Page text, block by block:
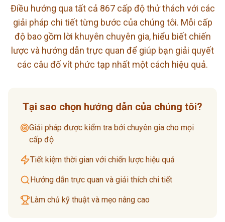
Điều hướng qua tất cả 867 cấp độ thử thách với các
giải pháp chi tiết từng bước của chúng tôi. Mỗi cấp
độ bao gồm lời khuyên chuyên gia, hiểu biết chiến
lược và hướng dẫn trực quan để giúp bạn giải quyết
các câu đố vít phức tạp nhất một cách hiệu quả.
Tại sao chọn hướng dẫn của chúng tôi?
Giải pháp được kiểm tra bởi chuyên gia cho mọi
cấp độ
Tiết kiệm thời gian với chiến lược hiệu quả
Hướng dẫn trực quan và giải thích chi tiết
Làm chủ kỹ thuật và mẹo nâng cao